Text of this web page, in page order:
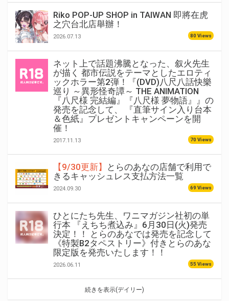
Riko POP-UP SHOP in TAIWAN 即將在虎
之穴台北店舉辦！
2026.07.13 80 Views
ネット上で話題沸騰となった、叙火先生
が描く 都市伝説をテーマとしたエロティ
ックホラー第2弾！『(DVD)八尺八話快樂
巡り ～異形怪奇譚～ THE ANIMATION
『八尺様 完結編』『八尺様 夢物語』』の
発売を記念して、 『直筆サイン入り台本
＆色紙』プレゼントキャンペーンを開
催！
2017.11.13 70 Views
【9/30更新】
とらのあなの店舗で利用で
きるキャッシュレス支払方法一覧
2024.09.30 69 Views
ひとにたち先生、ワニマガジン社初の単
行本 『えちち煮込み』6月30日(火)発売
決定！！ とらのあなでは発売を記念して
《特製B2タペストリー》付きとらのあな
限定版を発売いたします！！
2026.06.11 55 Views
続きを表示(デイリー)